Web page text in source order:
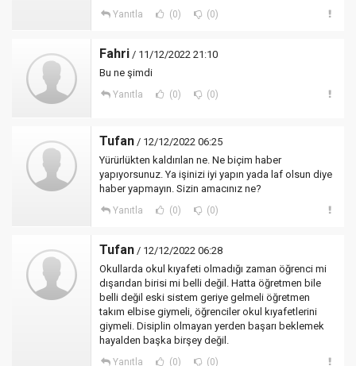
Yanıtla (0) (0)
Fahri / 11/12/2022 21:10
Bu ne şimdi
Yanıtla (0) (0)
Tufan / 12/12/2022 06:25
Yürürlükten kaldırılan ne. Ne biçim haber
yapıyorsunuz. Ya işinizi iyi yapın yada laf olsun diye
haber yapmayın. Sizin amacınız ne?
Yanıtla (0) (0)
Tufan / 12/12/2022 06:28
Okullarda okul kıyafeti olmadığı zaman öğrenci mi
dışarıdan birisi mi belli değil. Hatta öğretmen bile
belli değil eski sistem geriye gelmeli öğretmen
takım elbise giymeli, öğrenciler okul kıyafetlerini
giymeli. Disiplin olmayan yerden başarı beklemek
hayalden başka birşey değil.
Yanıtla (0) (0)